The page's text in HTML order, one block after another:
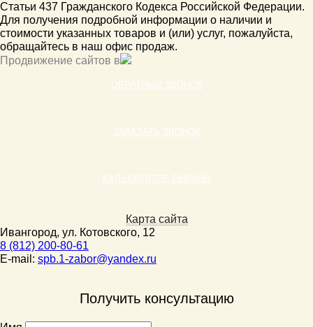
Статьи 437 Гражданского Кодекса Российской Федерации.
Для получения подробной информации о наличии и
стоимости указанных товаров и (или) услуг, пожалуйста,
обращайтесь в наш офис продаж.
Продвижение сайтов в
ОБРАТНЫЙ ЗВОНОК
ЗАКАЗАТЬ ЗВОНОК
КАЛЬКУЛЯТОР ОНЛАЙН
Карта сайта
Ивангород, ул. Котовского, 12
8 (812) 200-80-61
E-mail: spb.1-zabor@yandex.ru
Получить консультацию